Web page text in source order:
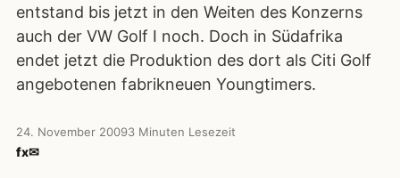
entstand bis jetzt in den Weiten des Konzerns
auch der VW Golf I noch. Doch in Südafrika
endet jetzt die Produktion des dort als Citi Golf
angebotenen fabrikneuen Youngtimers.
24. November 20093 Minuten Lesezeit
fx✉